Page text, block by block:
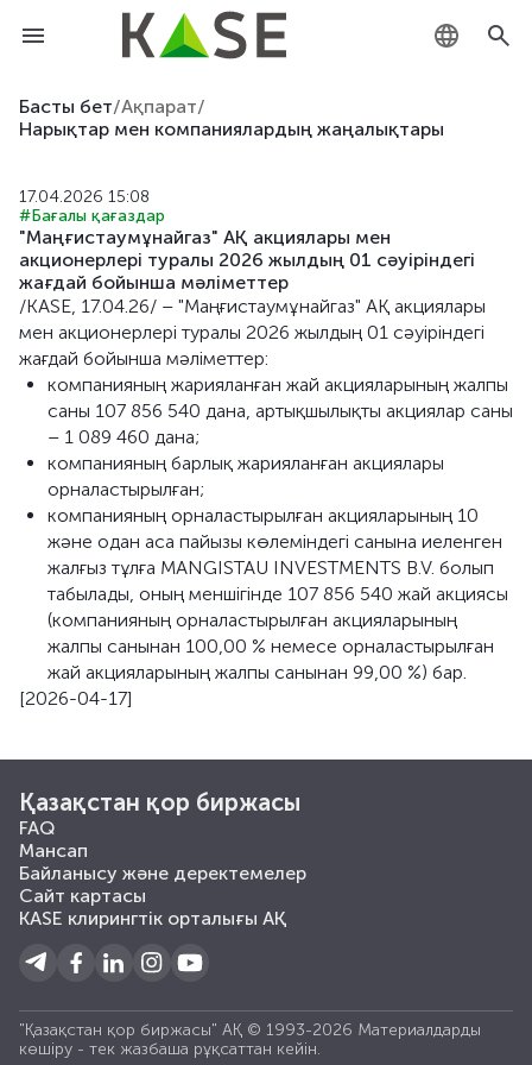
Басты бет/Ақпарат/
Нарықтар мен компаниялардың жаңалықтары
17.04.2026 15:08
#Бағалы қағаздар
"Маңғистаумұнайгаз" АҚ акциялары мен
акционерлері туралы 2026 жылдың 01 сәуіріндегі
жағдай бойынша мәліметтер
/KASE, 17.04.26/ – "Маңғистаумұнайгаз" АҚ акциялары
мен акционерлері туралы 2026 жылдың 01 сәуіріндегі
жағдай бойынша мәліметтер:
компанияның жарияланған жай акцияларының жалпы
саны 107 856 540 дана, артықшылықты акциялар саны
– 1 089 460 дана;
компанияның барлық жарияланған акциялары
орналастырылған;
компанияның орналастырылған акцияларының 10
және одан аса пайызы көлеміндегі санына иеленген
жалғыз тұлға MANGISTAU INVESTMENTS B.V. болып
табылады, оның меншігінде 107 856 540 жай акциясы
(компанияның орналастырылған акцияларының
жалпы санынан 100,00 % немесе орналастырылған
жай акцияларының жалпы санынан 99,00 %) бар.
[2026-04-17]
Қазақстан қор биржасы
FAQ
Мансап
Байланысу және деректемелер
Сайт картасы
KASE клирингтік орталығы АҚ
"Қазақстан қор биржасы" АҚ © 1993-2026 Материалдарды
көшiру - тек жазбаша рұқсаттан кейiн.